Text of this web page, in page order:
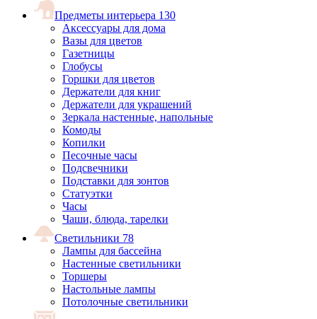
Предметы интерьера 130
Аксессуары для дома
Вазы для цветов
Газетницы
Глобусы
Горшки для цветов
Держатели для книг
Держатели для украшений
Зеркала настенные, напольные
Комоды
Копилки
Песочные часы
Подсвечники
Подставки для зонтов
Статуэтки
Часы
Чаши, блюда, тарелки
Светильники 78
Лампы для бассейна
Настенные светильники
Торшеры
Настольные лампы
Потолочные светильники